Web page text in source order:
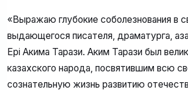
«Выражаю глубокие соболезнования в
выдающегося писателя, драматурга,
Ері Акима Тарази. Аким Тарази был
казахского народа, посвятившим всю
сознательную жизнь развитию